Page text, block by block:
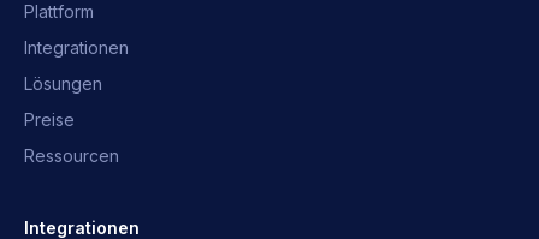
Plattform
Integrationen
Lösungen
Preise
Ressourcen
Integrationen